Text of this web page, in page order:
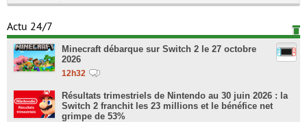
Actu 24/7
Minecraft débarque sur Switch 2 le 27 octobre
2026
12h32
Résultats trimestriels de Nintendo au 30 juin 2026 : la
Switch 2 franchit les 23 millions et le bénéfice net
grimpe de 53%